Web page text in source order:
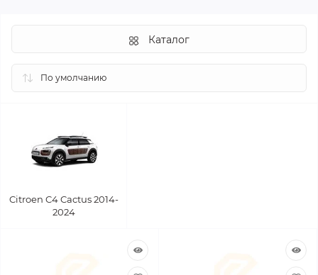
Каталог
Citroen C4 Cactus 2014-
2024